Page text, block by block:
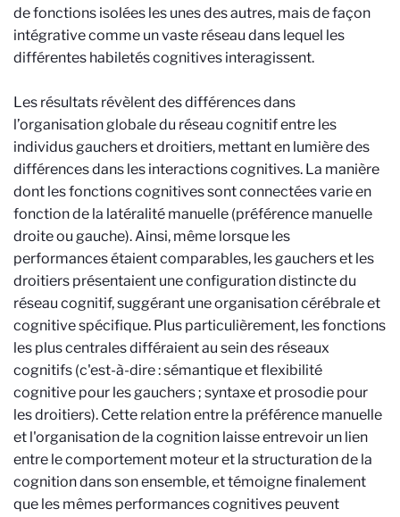
de fonctions isolées les unes des autres, mais de façon
intégrative comme un vaste réseau dans lequel les
différentes habiletés cognitives interagissent.
Les résultats révèlent des différences dans
l’organisation globale du réseau cognitif entre les
individus gauchers et droitiers, mettant en lumière des
différences dans les interactions cognitives. La manière
dont les fonctions cognitives sont connectées varie en
fonction de la latéralité manuelle (préférence manuelle
droite ou gauche). Ainsi, même lorsque les
performances étaient comparables, les gauchers et les
droitiers présentaient une configuration distincte du
réseau cognitif, suggérant une organisation cérébrale et
cognitive spécifique. Plus particulièrement, les fonctions
les plus centrales différaient au sein des réseaux
cognitifs (c'est-à-dire : sémantique et flexibilité
cognitive pour les gauchers ; syntaxe et prosodie pour
les droitiers). Cette relation entre la préférence manuelle
et l'organisation de la cognition laisse entrevoir un lien
entre le comportement moteur et la structuration de la
cognition dans son ensemble, et témoigne finalement
que les mêmes performances cognitives peuvent